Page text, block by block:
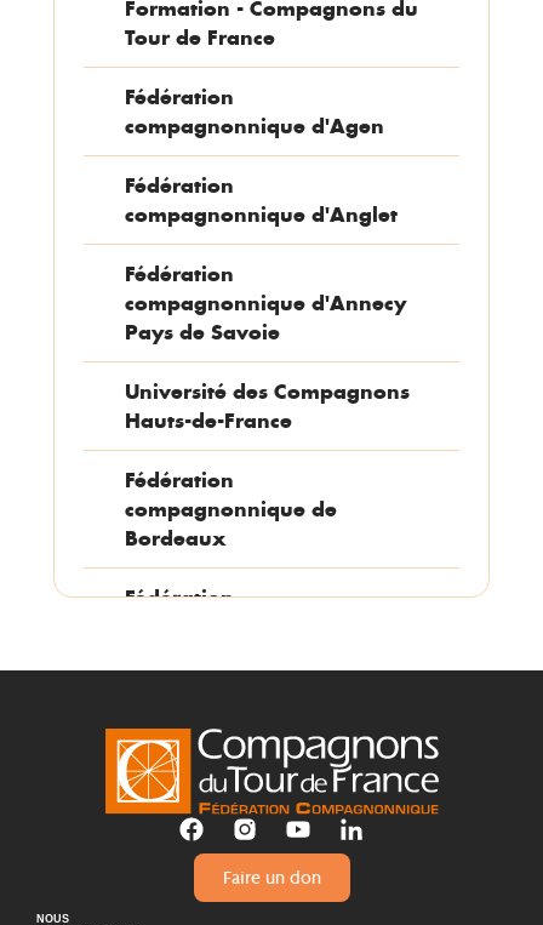
Formation - Compagnons du
Tour de France
Fédération
compagnonnique d'Agen
Fédération
compagnonnique d'Anglet
Fédération
compagnonnique d'Annecy
Pays de Savoie
Université des Compagnons
Hauts-de-France
Fédération
compagnonnique de
Bordeaux
Fédération
compagnonnique de
Limoges
Fédération
Compagnonnique de Lyon
Faire un don
NOUS